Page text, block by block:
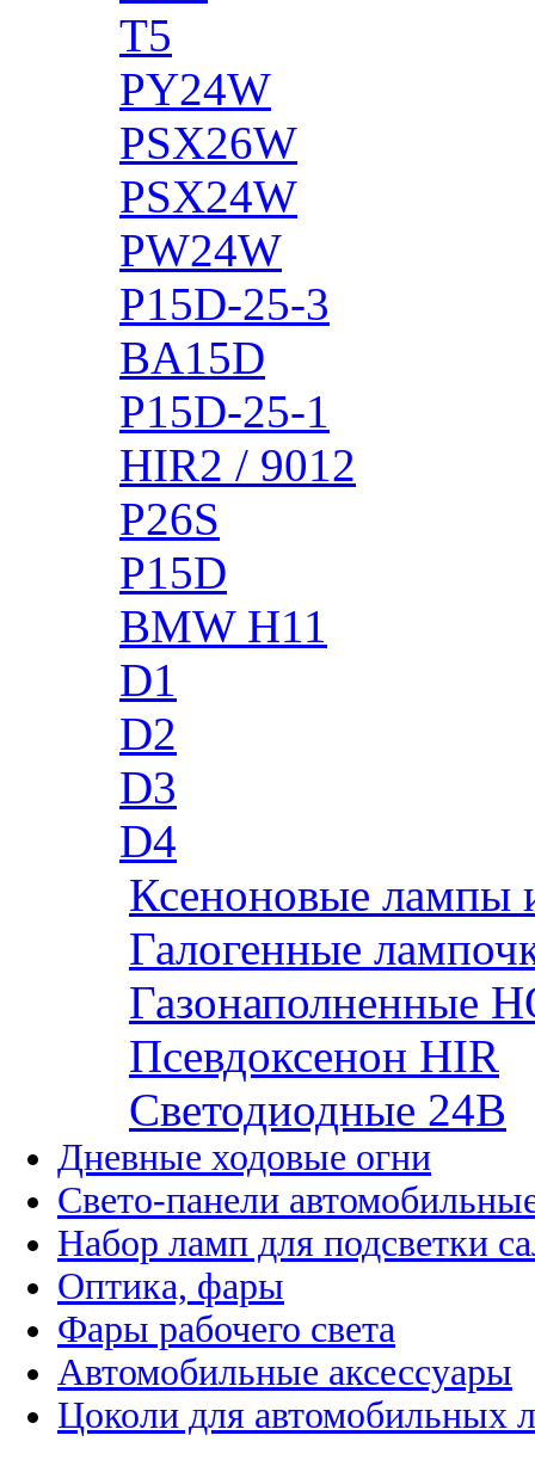
T5
PY24W
PSX26W
PSX24W
PW24W
P15D-25-3
BA15D
P15D-25-1
HIR2 / 9012
P26S
P15D
BMW H11
D1
D2
D3
D4
Ксеноновые лампы
Галогенные
Газонаполненные
Псевдоксенон HIR
Cветодиодные 24B
Дневные ходовые огни
Свето-панели
Набор ламп для подсветки
Оптика, фары
Фары рабочего света
Автомобильные аксессуары
Цоколи для автомобильных